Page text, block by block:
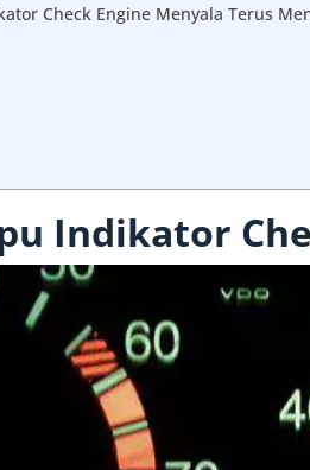
Check Engine Menyala Terus
Indikator